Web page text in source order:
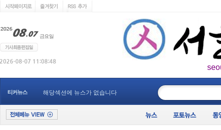
티커뉴스 해당섹션에 뉴스가 없습니다